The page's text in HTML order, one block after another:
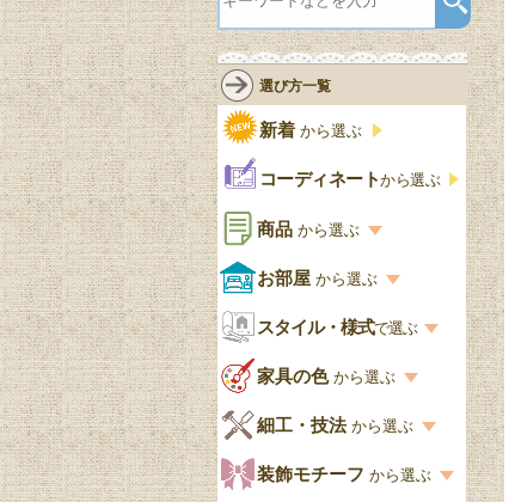
選び方一覧
新着 から選ぶ
コーディネートから選ぶ
商品 から選ぶ
商品一覧を見る
収納家具
書棚
デスクおしゃれ
食器棚おしゃれ
お部屋 から選ぶ
お部屋から選ぶ一覧
リビング
キッチン・ダイニング
スタイル・様式で選ぶ
スタイル一覧
英国アンティーク
英国クラシック
家具の色から選ぶ
家具の色一覧
カスタード色
細工・技法 から選ぶ
細工・技法の一覧
装飾モチーフ から選ぶ